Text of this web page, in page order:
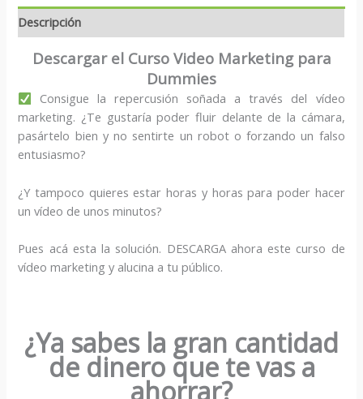
Descripción
Descargar el Curso Video Marketing para
Dummies
Consigue la repercusión soñada a través del vídeo
marketing. ¿Te gustaría poder fluir delante de la cámara,
pasártelo bien y no sentirte un robot o forzando un falso
entusiasmo?
¿Y tampoco quieres estar horas y horas para poder hacer
un vídeo de unos minutos?
Pues acá esta la solución. DESCARGA ahora este curso de
vídeo marketing y alucina a tu público.
¿Ya sabes la gran cantidad
de dinero que te vas a
ahorrar?